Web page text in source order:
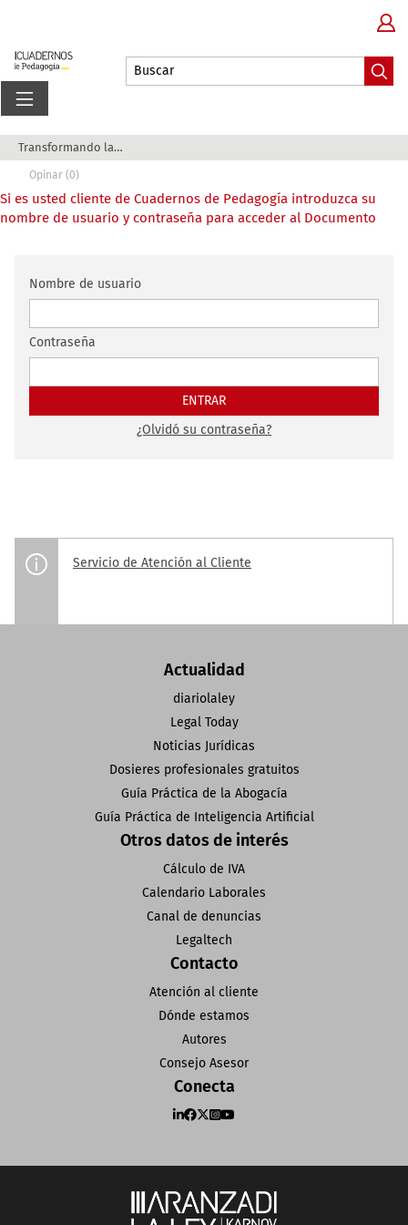
Transformando la formación del profesorado: inn...
Opinar (0)
Si es usted cliente de Cuadernos de Pedagogía introduzca su
nombre de usuario y contraseña para acceder al Documento
Nombre de usuario
Contraseña
¿Olvidó su contraseña?
Servicio de Atención al Cliente
Actualidad
diariolaley
Legal Today
Noticias Jurídicas
Dosieres profesionales gratuitos
Guía Práctica de la Abogacía
Guía Práctica de Inteligencia Artificial
Otros datos de interés
Cálculo de IVA
Calendario Laborales
Canal de denuncias
Legaltech
Contacto
Atención al cliente
Dónde estamos
Autores
Consejo Asesor
Conecta